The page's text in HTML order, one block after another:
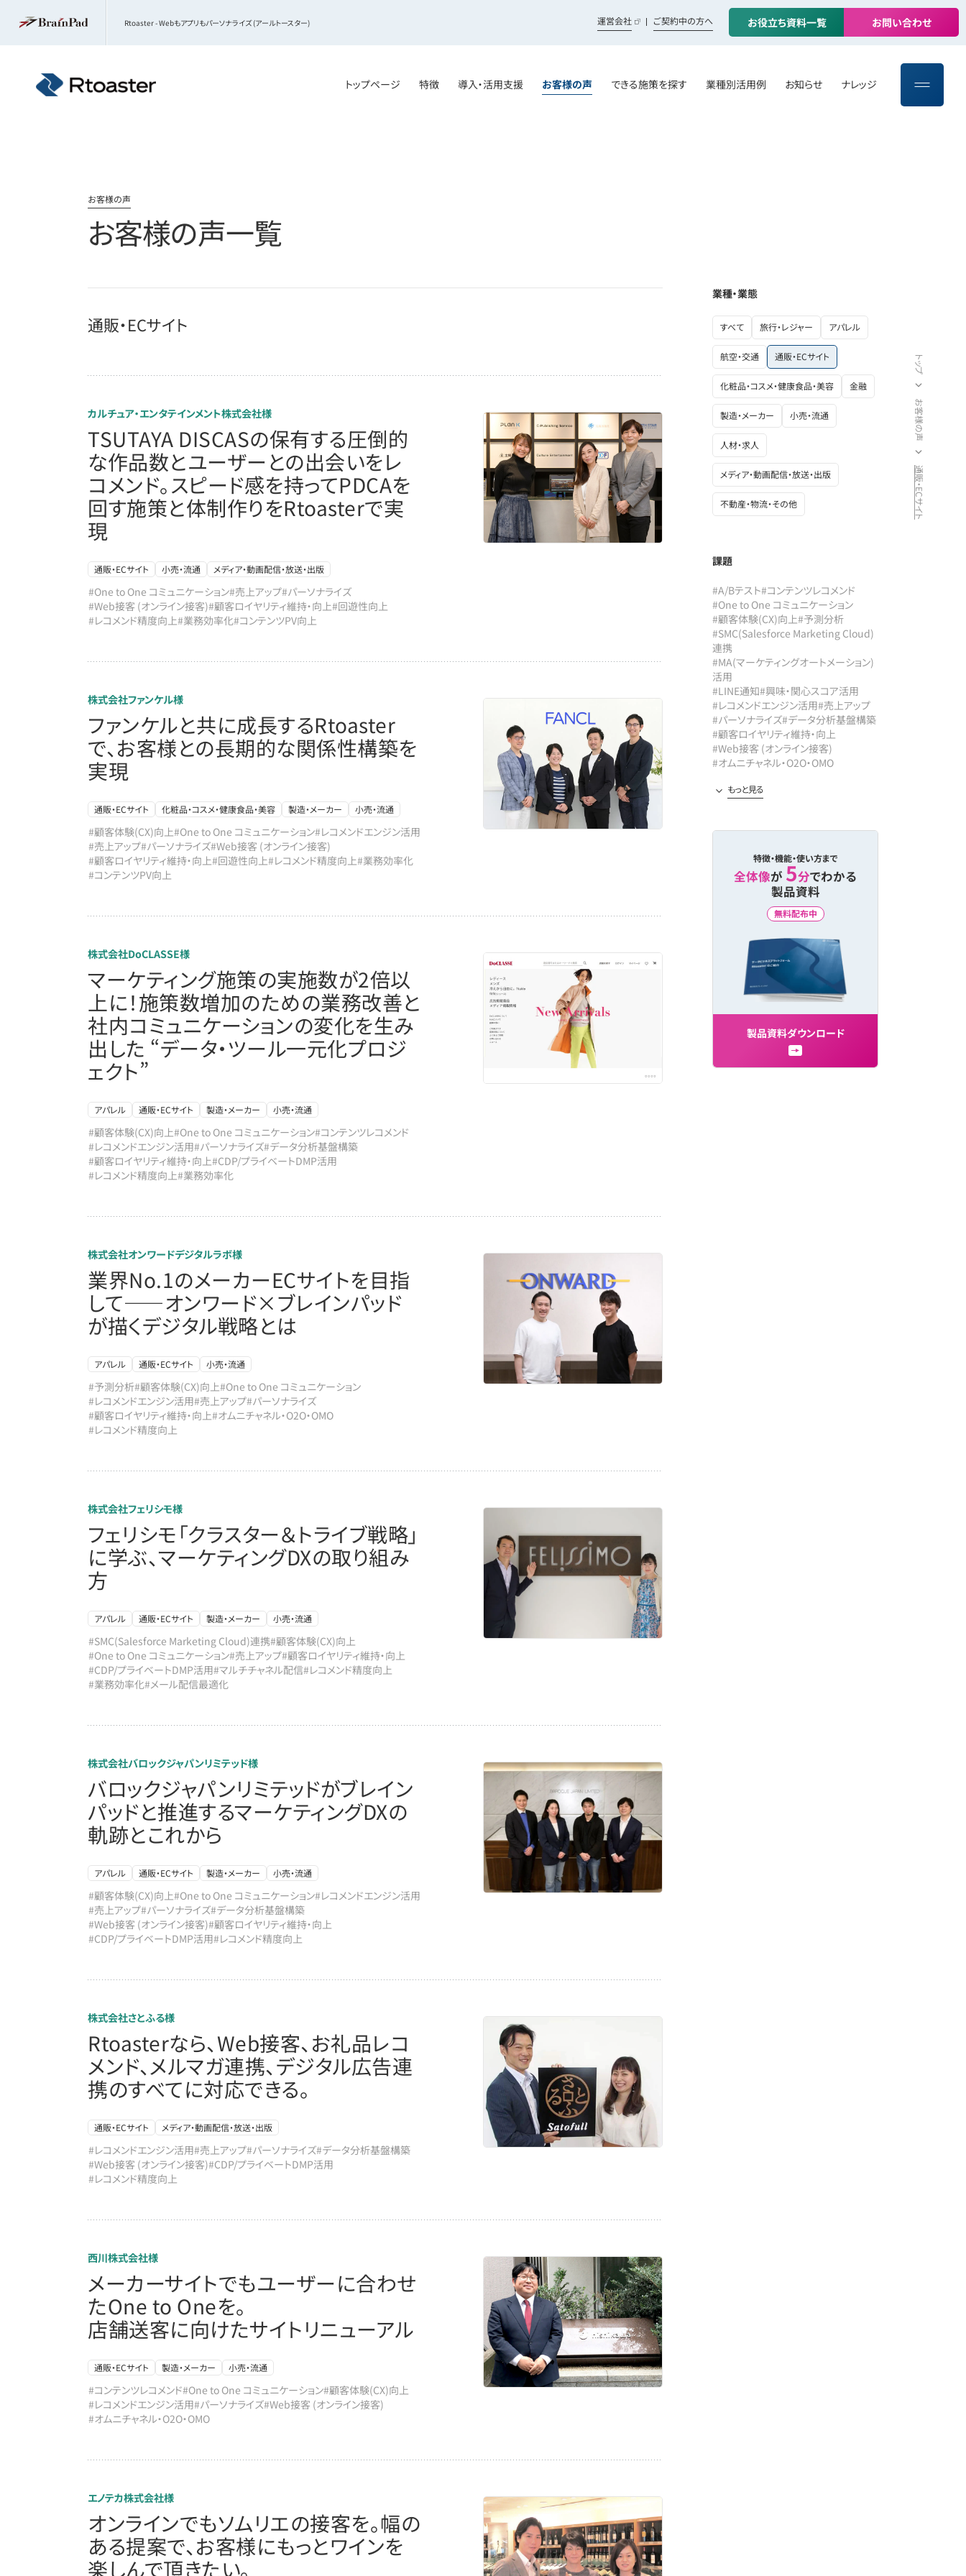
Rtoaster - Webもアプリもパーソナライズ (アールトースター) 運営会社 ご契約中の方へ お役立ち資料一覧 お問い合わせ
トップページ 特徴 導入・活用支援 お客様の声 できる施策を探す 業種別活用例 お知らせ ナレッジ
お客様の声
お客様の声一覧
トップ
お客様の声
通販・ECサイト
通販・ECサイト
カルチュア・エンタテインメント株式会社様
TSUTAYA DISCASの保有する圧倒的
な作品数とユーザーとの出会いをレ
コメンド。スピード感を持ってPDCAを
回す施策と体制作りをRtoasterで実
現
通販・ECサイト 小売・流通 メディア・動画配信・放送・出版
#One to One コミュニケーション#売上アップ#パーソナライズ
#Web接客 (オンライン接客)#顧客ロイヤリティ維持・向上#回遊性向上
#レコメンド精度向上#業務効率化#コンテンツPV向上
株式会社ファンケル様
ファンケルと共に成長するRtoaster
で、お客様との長期的な関係性構築を
実現
通販・ECサイト 化粧品・コスメ・健康食品・美容 製造・メーカー 小売・流通
#顧客体験(CX)向上#One to One コミュニケーション#レコメンドエンジン活用
#売上アップ#パーソナライズ#Web接客 (オンライン接客)
#顧客ロイヤリティ維持・向上#回遊性向上#レコメンド精度向上#業務効率化
#コンテンツPV向上
株式会社DoCLASSE様
マーケティング施策の実施数が2倍以
上に！施策数増加のための業務改善と
社内コミュニケーションの変化を生み
出した “データ・ツール一元化プロジ
ェクト”
アパレル 通販・ECサイト 製造・メーカー 小売・流通
#顧客体験(CX)向上#One to One コミュニケーション#コンテンツレコメンド
#レコメンドエンジン活用#パーソナライズ#データ分析基盤構築
#顧客ロイヤリティ維持・向上#CDP/プライベートDMP活用
#レコメンド精度向上#業務効率化
株式会社オンワードデジタルラボ様
業界No.1のメーカーECサイトを目指
して――オンワード×ブレインパッド
が描くデジタル戦略とは
アパレル 通販・ECサイト 小売・流通
#予測分析#顧客体験(CX)向上#One to One コミュニケーション
#レコメンドエンジン活用#売上アップ#パーソナライズ
#顧客ロイヤリティ維持・向上#オムニチャネル・O2O・OMO
#レコメンド精度向上
株式会社フェリシモ様
フェリシモ「クラスター＆トライブ戦略」
に学ぶ、マーケティングDXの取り組み
方
アパレル 通販・ECサイト 製造・メーカー 小売・流通
#SMC(Salesforce Marketing Cloud)連携#顧客体験(CX)向上
#One to One コミュニケーション#売上アップ#顧客ロイヤリティ維持・向上
#CDP/プライベートDMP活用#マルチチャネル配信#レコメンド精度向上
#業務効率化#メール配信最適化
株式会社バロックジャパンリミテッド様
バロックジャパンリミテッドがブレイン
パッドと推進するマーケティングDXの
軌跡とこれから
アパレル 通販・ECサイト 製造・メーカー 小売・流通
#顧客体験(CX)向上#One to One コミュニケーション#レコメンドエンジン活用
#売上アップ#パーソナライズ#データ分析基盤構築
#Web接客 (オンライン接客)#顧客ロイヤリティ維持・向上
#CDP/プライベートDMP活用#レコメンド精度向上
株式会社さとふる様
Rtoasterなら、Web接客、お礼品レコ
メンド、メルマガ連携、デジタル広告連
携のすべてに対応できる。
通販・ECサイト メディア・動画配信・放送・出版
#レコメンドエンジン活用#売上アップ#パーソナライズ#データ分析基盤構築
#Web接客 (オンライン接客)#CDP/プライベートDMP活用
#レコメンド精度向上
西川株式会社様
メーカーサイトでもユーザーに合わせ
たOne to Oneを。
店舗送客に向けたサイトリニューアル
通販・ECサイト 製造・メーカー 小売・流通
#コンテンツレコメンド#One to One コミュニケーション#顧客体験(CX)向上
#レコメンドエンジン活用#パーソナライズ#Web接客 (オンライン接客)
#オムニチャネル・O2O・OMO
エノテカ株式会社様
オンラインでもソムリエの接客を。幅の
ある提案で、お客様にもっとワインを
楽しんで頂きたい。
業種・業態
すべて 旅行・レジャー アパレル
航空・交通 通販・ECサイト
化粧品・コスメ・健康食品・美容 金融
製造・メーカー 小売・流通
人材・求人
メディア・動画配信・放送・出版
不動産・物流・その他
課題
#A/Bテスト#コンテンツレコメンド
#One to One コミュニケーション
#顧客体験(CX)向上#予測分析
#SMC(Salesforce Marketing Cloud)
連携
#MA(マーケティングオートメーション)
活用
#LINE通知#興味・関心スコア活用
#レコメンドエンジン活用#売上アップ
#パーソナライズ#データ分析基盤構築
#顧客ロイヤリティ維持・向上
#Web接客 (オンライン接客)
#オムニチャネル・O2O・OMO
#回遊性向上
#コンテンツPV向上
特徴・機能・使い方まで
全体像が 5分でわかる
製品資料
無料配布中
製品資料ダウンロー ド